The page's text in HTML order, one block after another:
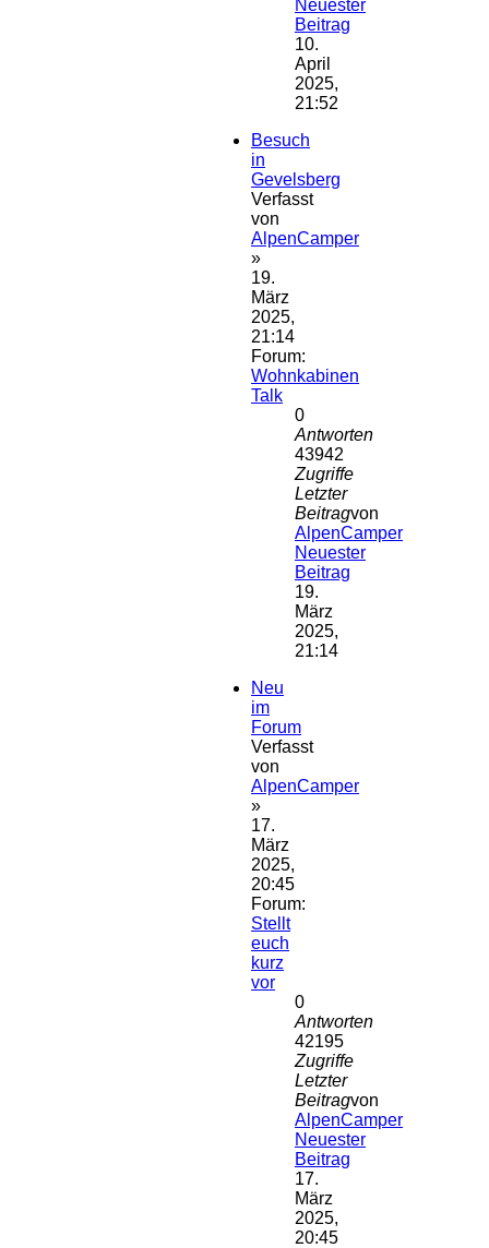
Neuester
Beitrag
10.
April
2025,
21:52
Besuch
in
Gevelsberg
Verfasst
von
AlpenCamper
»
19.
März
2025,
21:14
Forum:
Wohnkabinen
Talk
0
Antworten
43942
Zugriffe
Letzter
Beitragvon
AlpenCamper
Neuester
Beitrag
19.
März
2025,
21:14
Neu
im
Forum
Verfasst
von
AlpenCamper
»
17.
März
2025,
20:45
Forum:
Stellt
euch
kurz
vor
0
Antworten
42195
Zugriffe
Letzter
Beitragvon
AlpenCamper
Neuester
Beitrag
17.
März
2025,
20:45